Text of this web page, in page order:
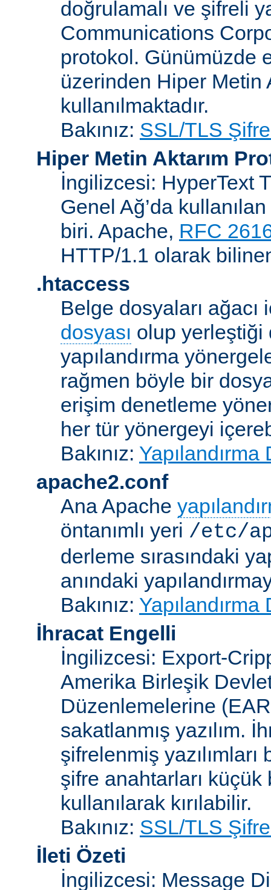
doğrulamalı ve şifreli
Communications
protokol. Günümüzde
üzerinden Hiper Metin
kullanılmaktadır.
Bakınız: SSL/TLS
Hiper Metin Aktarım
İngilizcesi: HyperText
Genel Ağ’da
biri. Apache, RFC
HTTP/1.1 olarak
.htaccess
Belge dosyaları
dosyası olup yerleştiği
yapılandırma
rağmen böyle bir
erişim denetleme
her tür yönergeyi
Bakınız: Yapılandırma
apache2.conf
Ana Apache
öntanımlı yeri /etc/
derleme sırasındaki
anındaki
Bakınız: Yapılandırma
İhracat Engelli
İngilizcesi: Export-
Amerika Birleşik
Düzenlemelerine
sakatlanmış yazılım.
şifrelenmiş
şifre anahtarları
kullanılarak kırılabilir.
Bakınız: SSL/TLS
İleti Özeti
İngilizcesi: Message